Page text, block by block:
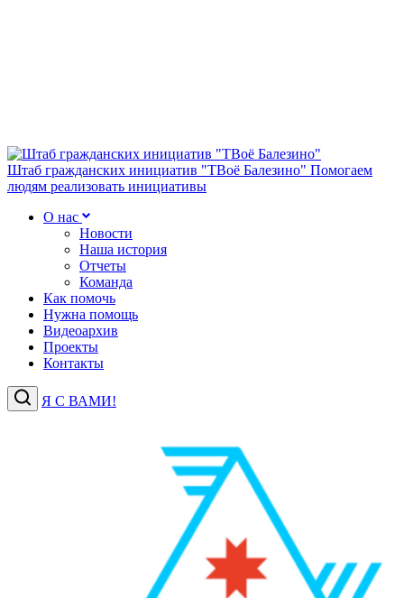
Штаб гражданских инициатив "ТВоё Балезино" Помогаем
людям реализовать инициативы
О нас
Новости
Наша история
Отчеты
Команда
Как помочь
Нужна помощь
Видеоархив
Проекты
Контакты
Я С ВАМИ!